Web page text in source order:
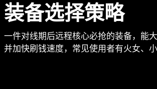
装备选择策略
一件对线期后远程核心必抢的装备，能
并加快刷钱速度，常见使用者有火女、小